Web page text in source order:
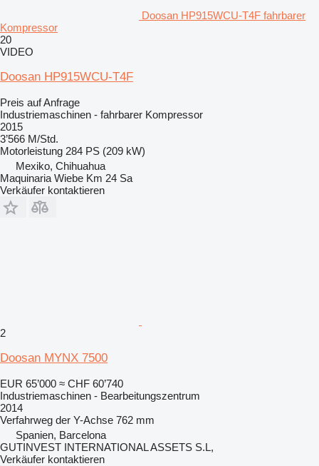
Doosan HP915WCU-T4F fahrbarer
Kompressor
20
VIDEO
Doosan HP915WCU-T4F
Preis auf Anfrage
Industriemaschinen - fahrbarer Kompressor
2015
3’566 M/Std.
Motorleistung 284 PS (209 kW)
Mexiko, Chihuahua
Maquinaria Wiebe Km 24 Sa
Verkäufer kontaktieren
2
Doosan MYNX 7500
EUR 65’000 ≈ CHF 60’740
Industriemaschinen - Bearbeitungszentrum
2014
Verfahrweg der Y-Achse 762 mm
Spanien, Barcelona
GUTINVEST INTERNATIONAL ASSETS S.L,
Verkäufer kontaktieren